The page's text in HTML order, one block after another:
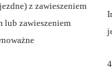
z zawieszeniem
lub zawieszeniem
4